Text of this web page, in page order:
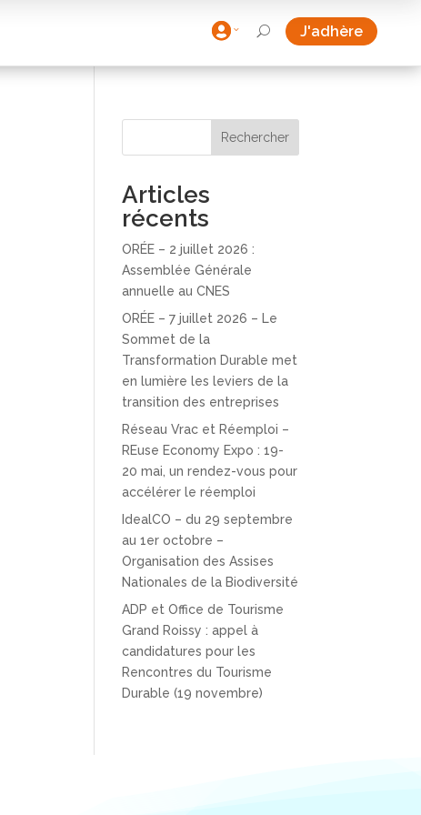
 U J'adhère
Rechercher
Articles
récents
ORÉE – 2 juillet 2026 :
Assemblée Générale
annuelle au CNES
ORÉE – 7 juillet 2026 – Le
Sommet de la
Transformation Durable met
en lumière les leviers de la
transition des entreprises
Réseau Vrac et Réemploi –
REuse Economy Expo : 19-
20 mai, un rendez-vous pour
accélérer le réemploi
IdealCO – du 29 septembre
au 1er octobre –
Organisation des Assises
Nationales de la Biodiversité
ADP et Office de Tourisme
Grand Roissy : appel à
candidatures pour les
Rencontres du Tourisme
Durable (19 novembre)